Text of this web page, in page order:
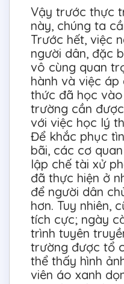
Vậy trước thực
này, chúng ta
Trước hết, việc
người dân, đặc
vô cùng quan
hành và việc áp
thức đã học
trường cần
với việc học lý
Để khắc phục
bãi, các cơ
lập chế tài xử
đã thực hiện ở
để người dân
hơn. Tuy nhiên,
tích cực; ngày
trình tuyên
trường được tổ
thể thấy hình
viên áo xanh